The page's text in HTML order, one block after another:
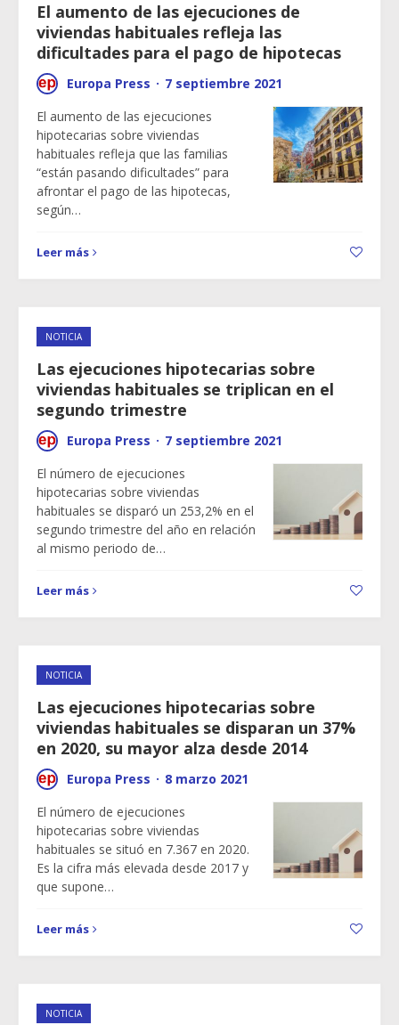
El aumento de las ejecuciones de
viviendas habituales refleja las
dificultades para el pago de hipotecas
Europa Press · 7 septiembre 2021
El aumento de las ejecuciones
hipotecarias sobre viviendas
habituales refleja que las familias
“están pasando dificultades” para
afrontar el pago de las hipotecas,
según…
Leer más
NOTICIA
Las ejecuciones hipotecarias sobre
viviendas habituales se triplican en el
segundo trimestre
Europa Press · 7 septiembre 2021
El número de ejecuciones
hipotecarias sobre viviendas
habituales se disparó un 253,2% en el
segundo trimestre del año en relación
al mismo periodo de…
Leer más
NOTICIA
Las ejecuciones hipotecarias sobre
viviendas habituales se disparan un 37%
en 2020, su mayor alza desde 2014
Europa Press · 8 marzo 2021
El número de ejecuciones
hipotecarias sobre viviendas
habituales se situó en 7.367 en 2020.
Es la cifra más elevada desde 2017 y
que supone…
Leer más
NOTICIA